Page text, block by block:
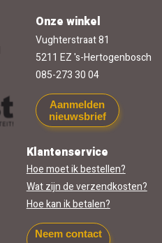
Onze winkel
Vughterstraat 81
5211 EZ 's-Hertogenbosch
085-273 30 04
Aanmelden
nieuwsbrief
Klantenservice
Hoe moet ik bestellen?
Wat zijn de verzendkosten?
Hoe kan ik betalen?
Neem contact